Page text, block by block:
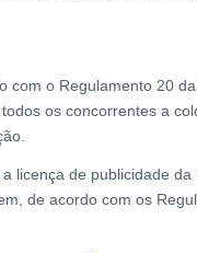
com o Regulamento 20
os concorrentes a
a licença de publicidade
de acordo com os